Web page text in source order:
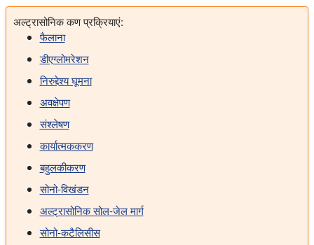
अल्ट्रासोनिक कण प्रक्रियाएं:
फैलाना
डीएग्लोमरेशन
निरुद्देश्य घूमना
अवक्षेपण
संश्लेषण
कार्यात्मककरण
बहुलकीकरण
सोनो-विखंडन
अल्ट्रासोनिक सोल-जेल मार्ग
सोनो-कटैलिसीस